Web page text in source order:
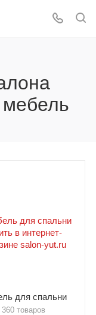
для спальни
360 товаров